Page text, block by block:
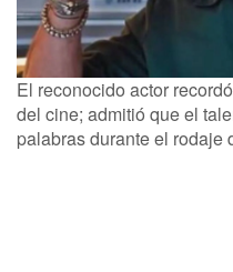
El reconocido actor
del cine; admitió que el
palabras durante el rodaje